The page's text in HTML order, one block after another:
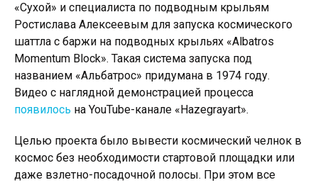
«Сухой» и специалиста по подводным крыльям
Ростислава Алексеевым для запуска космического
шаттла с баржи на подводных крыльях «Albatros
Momentum Block». Такая система запуска под
названием «Альбатрос» придумана в 1974 году.
Видео с наглядной демонстрацией процесса
появилось на YouTube-канале «Hazegrayart».
Целью проекта было вывести космический челнок в
космос без необходимости стартовой площадки или
даже взлетно-посадочной полосы. При этом все